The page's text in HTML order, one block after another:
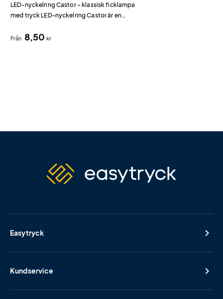
LED-nyckelring Castor – klassisk ficklampa
med tryck LED-nyckelring Castor är en
LED-lampa.
Från 8,50kr
Easytryck
Kundservice